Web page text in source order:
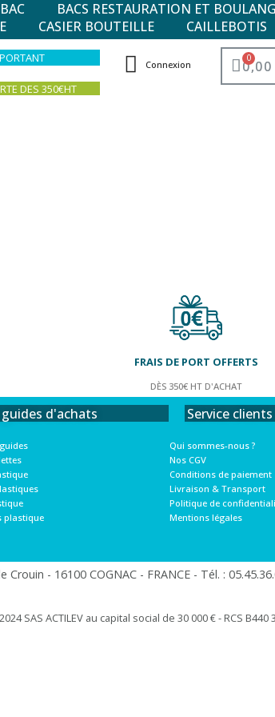
BACS RESTAURATION ET
CASIER BOUTEILLE CAILLEBOTIS
DES 350€HT
Connexion 0,00
FRAIS DE PORT OFFERTS
DÈS 350€ HT D'ACHAT
d'achats
plastique
Service clients
Qui sommes-nous ?
Nos CGV
Conditions de paiement
Livraison & Transport
Politique de
Mentions légales
Crouin - 16100 COGNAC - FRANCE - Tél. :
SAS ACTILEV au capital social de 30 000 € - RCS